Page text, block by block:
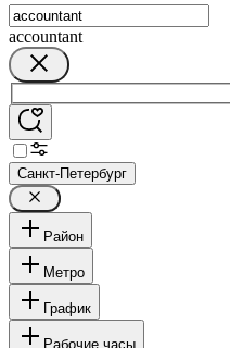
accountant
Санкт-Петербург
Район
Метро
График
Рабочие часы